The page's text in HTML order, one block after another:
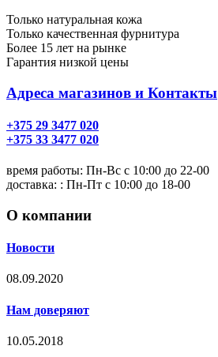
Только натуральная кожа
Только качественная фурнитура
Более 15 лет на рынке
Гарантия низкой цены
Адреса магазинов и Контакты
+375 29 3477 020
+375 33 3477 020
время работы: Пн-Вс с 10:00 до 22-00
доставка: : Пн-Пт с 10:00 до 18-00
О компании
Новости
08.09.2020
Нам доверяют
10.05.2018